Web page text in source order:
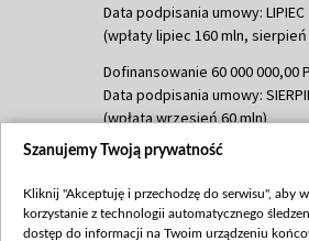
Data podpisania umowy: LIPIEC
(wpłaty lipiec 160 mln, sierpień
Dofinansowanie 60 000 000,00
Data podpisania umowy:
(wpłata wrzesień 60 mln)
Dofinansowanie 635 783 051,21
(wpłata wrzesień 100 mln,
mln, listopad 265 mln)
Szanujemy Twoją prywatność
Kliknij "Akceptuję i przechodzę do serwisu", aby
korzystanie z technologii automatycznego
dostęp do informacji na Twoim urządzeniu